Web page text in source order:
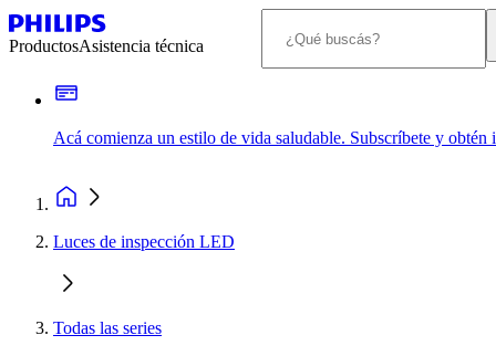
ProductosAsistencia técnica
Acá comienza un estilo de vida saludable. Subscríbete y
Luces de inspección LED
Todas las series